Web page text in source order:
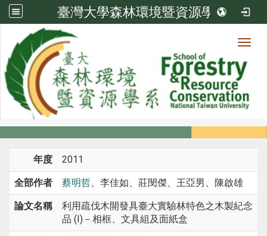
臺灣大學森林環境暨資源學系
系所成員
系所成員
年度 2011
全部作者 蔡明哲、李佳如、莊閔傑、王亞男、陳啟雄
論文名稱
利用疏伐木開發具臺大實驗林特色之木製紀念
品 (I)－相框、文具組及面紙盒